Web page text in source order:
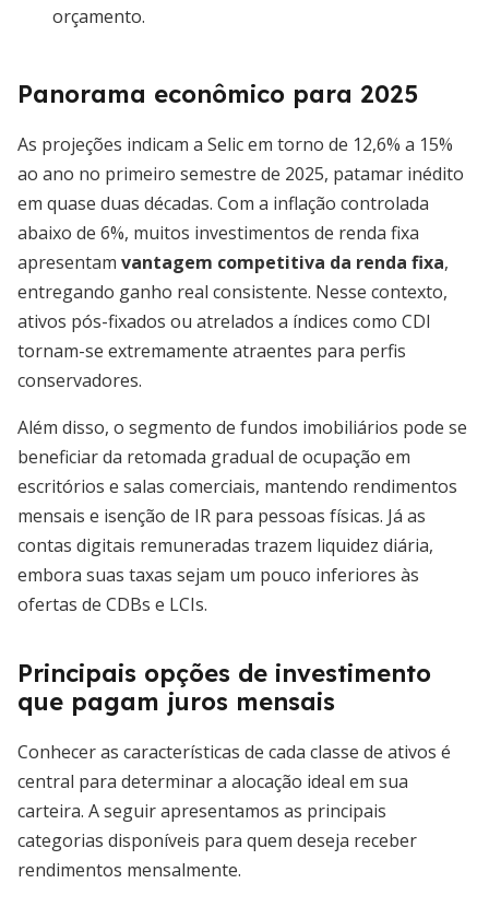
orçamento.
Panorama econômico para 2025
As projeções indicam a Selic em torno de 12,6% a 15%
ao ano no primeiro semestre de 2025, patamar inédito
em quase duas décadas. Com a inflação controlada
abaixo de 6%, muitos investimentos de renda fixa
apresentam vantagem competitiva da renda fixa,
entregando ganho real consistente. Nesse contexto,
ativos pós-fixados ou atrelados a índices como CDI
tornam-se extremamente atraentes para perfis
conservadores.
Além disso, o segmento de fundos imobiliários pode se
beneficiar da retomada gradual de ocupação em
escritórios e salas comerciais, mantendo rendimentos
mensais e isenção de IR para pessoas físicas. Já as
contas digitais remuneradas trazem liquidez diária,
embora suas taxas sejam um pouco inferiores às
ofertas de CDBs e LCIs.
Principais opções de investimento
que pagam juros mensais
Conhecer as características de cada classe de ativos é
central para determinar a alocação ideal em sua
carteira. A seguir apresentamos as principais
categorias disponíveis para quem deseja receber
rendimentos mensalmente.